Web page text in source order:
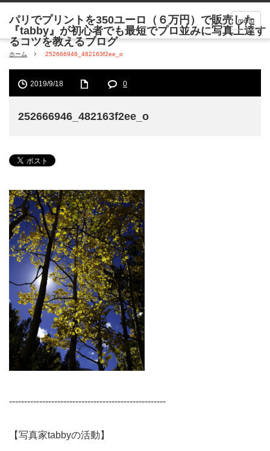
menu
ホーム 252666946_482163f2ee_o
2019/9/18 0
252666946_482163f2ee_o
----------------------------------------------------
【写真家tabbyの活動】